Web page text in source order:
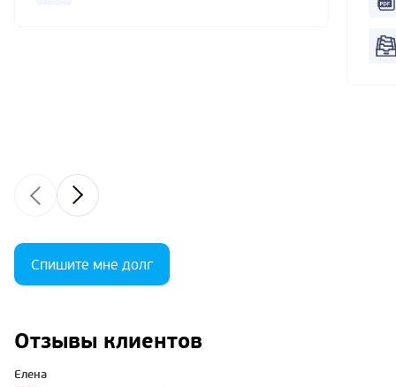
Спишите мне долг
Отзывы клиентов
Елена